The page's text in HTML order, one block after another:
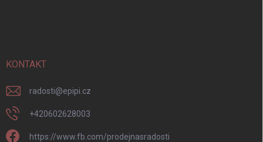
KONTAKT
radosti@epipi.cz
+420602628003
https://www.fb.com/prodejnasradosti